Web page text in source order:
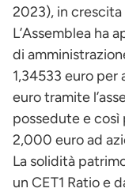
2023), in crescita
L’Assemblea ha
di
1,34533 euro
euro tramite
possedute e
2,000 euro ad
La solidità
un CET1 Ratio e